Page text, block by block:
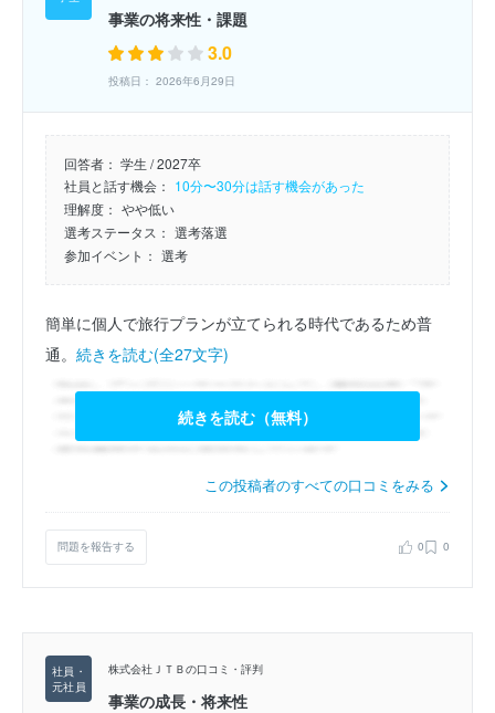
事業の将来性・課題
3.0
投稿日： 2026年6月29日
回答者： 学生 / 2027卒
社員と話す機会： 10分〜30分は話す機会があった
理解度： やや低い
選考ステータス： 選考落選
参加イベント： 選考
簡単に個人で旅行プランが立てられる時代であるため普
通。 続きを読む(全27文字)
続きを読む（無料）
この投稿者のすべての口コミをみる
問題を報告する 0 0
株式会社ＪＴＢの口コミ・評判
事業の成長・将来性